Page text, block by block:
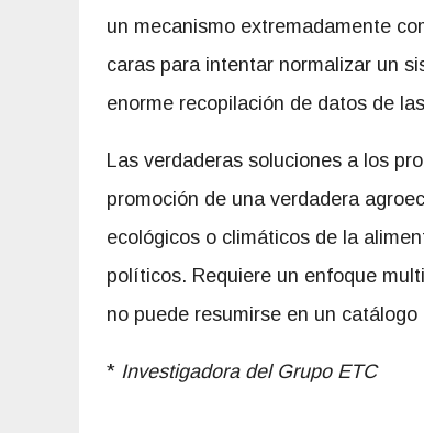
un mecanismo extremadamente
caras para intentar normalizar un
enorme recopilación de datos de
Las verdaderas soluciones a los
promoción de una verdadera
ecológicos o climáticos de la
políticos. Requiere un enfoque
no puede resumirse en un
* Investigadora del Grupo ETC